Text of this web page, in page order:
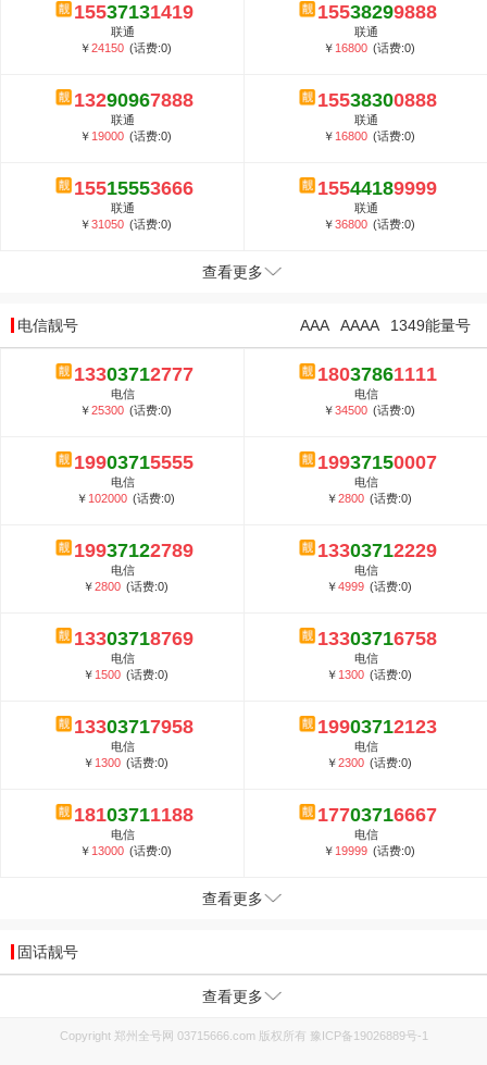
15537131419
联通
￥24150 (话费:0)
15538299888
联通
￥ 16800 (话费:0)
13290967888
联通
￥ 19000 (话费:0)
15538300888
联通
￥ 16800 (话费:0)
15515553666
联通
￥31050 (话费:0)
15544189999
联通
￥36800 (话费:0)
查看更多
电信靓号 1349能量号
AAAA
AAA
13303712777
电信
￥25300 (话费:0)
18037861111
电信
￥34500 (话费:0)
19903715555
电信
￥ 102000 (话费:0)
19937150007
电信
￥2800 (话费:0)
19937122789
电信
￥2800 (话费:0)
13303712229
电信
￥4999 (话费:0)
13303718769
电信
￥ 1500 (话费:0)
13303716758
电信
￥ 1300 (话费:0)
13303717958
电信
￥ 1300 (话费:0)
19903712123
电信
￥2300 (话费:0)
18103711188
电信
￥ 13000 (话费:0)
17703716667
电信
￥ 19999 (话费:0)
查看更多
固话靓号
查看更多
Copyright 郑州全号网 03715666.com 版权所有 豫ICP备19026889号-1